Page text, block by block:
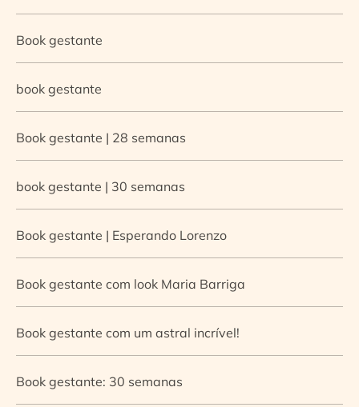
Book gestante
book gestante
Book gestante | 28 semanas
book gestante | 30 semanas
Book gestante | Esperando Lorenzo
Book gestante com look Maria Barriga
Book gestante com um astral incrível!
Book gestante: 30 semanas